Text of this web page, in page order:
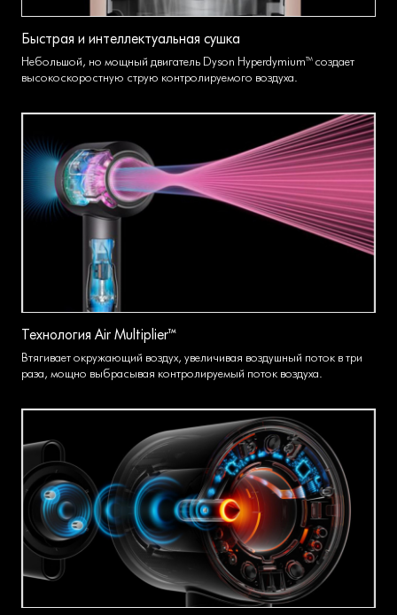
Быстрая и интеллектуальная сушка
Небольшой, но мощный двигатель Dyson Hyperdymium™ создает
высокоскоростную струю контролируемого воздуха.
Технология Air Multiplier™
Втягивает окружающий воздух, увеличивая воздушный поток в три
раза, мощно выбрасывая контролируемый поток воздуха.